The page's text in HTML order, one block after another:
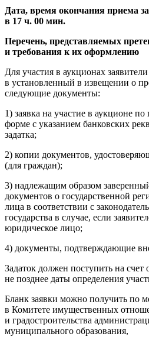
Дата, время окончания приема
в 17 ч. 00 мин.
Перечень, представляемых
и требования к их оформлению
Для участия в аукционах
в установленный в извещении о
следующие документы:
1) заявка на участие в аукционе
форме с указанием банковских
задатка;
2) копии документов,
(для граждан);
3) надлежащим образом
документов о государственной
лица в соответствии с
государства в случае, если
юридическое лицо;
4) документы, подтверждающие
Задаток должен поступить на счет
не позднее даты определения
Бланк заявки можно получить по
в Комитете имущественных
и градостроительства
муниципального образования,